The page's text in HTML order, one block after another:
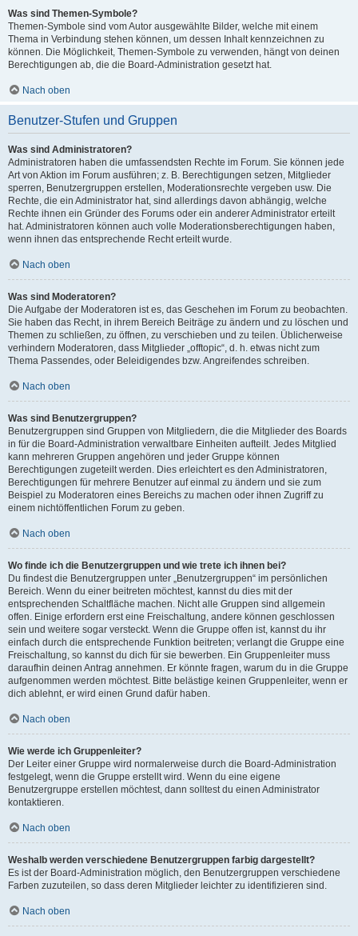
Was sind Themen-Symbole?
Themen-Symbole sind vom Autor ausgewählte Bilder, welche mit einem
Thema in Verbindung stehen können, um dessen Inhalt kennzeichnen zu
können. Die Möglichkeit, Themen-Symbole zu verwenden, hängt von deinen
Berechtigungen ab, die die Board-Administration gesetzt hat.
Nach oben
Benutzer-Stufen und Gruppen
Was sind Administratoren?
Administratoren haben die umfassendsten Rechte im Forum. Sie können jede
Art von Aktion im Forum ausführen; z. B. Berechtigungen setzen, Mitglieder
sperren, Benutzergruppen erstellen, Moderationsrechte vergeben usw. Die
Rechte, die ein Administrator hat, sind allerdings davon abhängig, welche
Rechte ihnen ein Gründer des Forums oder ein anderer Administrator erteilt
hat. Administratoren können auch volle Moderationsberechtigungen haben,
wenn ihnen das entsprechende Recht erteilt wurde.
Nach oben
Was sind Moderatoren?
Die Aufgabe der Moderatoren ist es, das Geschehen im Forum zu beobachten.
Sie haben das Recht, in ihrem Bereich Beiträge zu ändern und zu löschen und
Themen zu schließen, zu öffnen, zu verschieben und zu teilen. Üblicherweise
verhindern Moderatoren, dass Mitglieder „offtopic“, d. h. etwas nicht zum
Thema Passendes, oder Beleidigendes bzw. Angreifendes schreiben.
Nach oben
Was sind Benutzergruppen?
Benutzergruppen sind Gruppen von Mitgliedern, die die Mitglieder des Boards
in für die Board-Administration verwaltbare Einheiten aufteilt. Jedes Mitglied
kann mehreren Gruppen angehören und jeder Gruppe können
Berechtigungen zugeteilt werden. Dies erleichtert es den Administratoren,
Berechtigungen für mehrere Benutzer auf einmal zu ändern und sie zum
Beispiel zu Moderatoren eines Bereichs zu machen oder ihnen Zugriff zu
einem nichtöffentlichen Forum zu geben.
Nach oben
Wo finde ich die Benutzergruppen und wie trete ich ihnen bei?
Du findest die Benutzergruppen unter „Benutzergruppen“ im persönlichen
Bereich. Wenn du einer beitreten möchtest, kannst du dies mit der
entsprechenden Schaltfläche machen. Nicht alle Gruppen sind allgemein
offen. Einige erfordern erst eine Freischaltung, andere können geschlossen
sein und weitere sogar versteckt. Wenn die Gruppe offen ist, kannst du ihr
einfach durch die entsprechende Funktion beitreten; verlangt die Gruppe eine
Freischaltung, so kannst du dich für sie bewerben. Ein Gruppenleiter muss
daraufhin deinen Antrag annehmen. Er könnte fragen, warum du in die Gruppe
aufgenommen werden möchtest. Bitte belästige keinen Gruppenleiter, wenn er
dich ablehnt, er wird einen Grund dafür haben.
Nach oben
Wie werde ich Gruppenleiter?
Der Leiter einer Gruppe wird normalerweise durch die Board-Administration
festgelegt, wenn die Gruppe erstellt wird. Wenn du eine eigene
Benutzergruppe erstellen möchtest, dann solltest du einen Administrator
kontaktieren.
Nach oben
Weshalb werden verschiedene Benutzergruppen farbig dargestellt?
Es ist der Board-Administration möglich, den Benutzergruppen verschiedene
Farben zuzuteilen, so dass deren Mitglieder leichter zu identifizieren sind.
Nach oben